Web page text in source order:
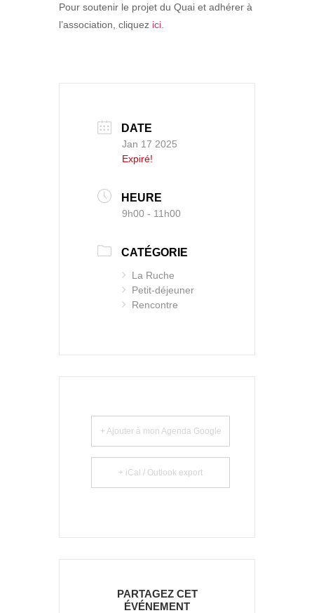
Pour soutenir le projet du Quai et adhérer à
l’association, cliquez ici
DATE
Jan 17 2025
Expiré!
HEURE
9h00 - 11h00
CATÉGORIE
La Ruche
Petit-déjeuner
Rencontre
+ Ajouter à mon Agenda Google
+ iCal / Outlook export
PARTAGEZ CET
ÉVÉNEMENT